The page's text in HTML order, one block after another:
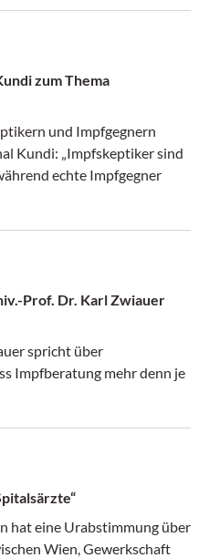
zum Thema
und Impfgegnern
Kundi: „Impfskeptiker sind
echte Impfgegner
Prof. Dr. Karl Zwiauer
spricht über
Impfberatung mehr denn je
hat eine Urabstimmung über
Wien, Gewerkschaft